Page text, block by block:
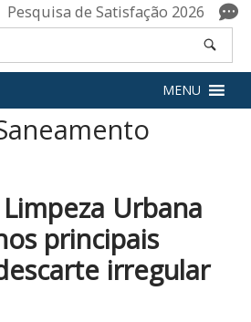
Pesquisa de Satisfação 2026
MENU
Urbana
principais
irregular